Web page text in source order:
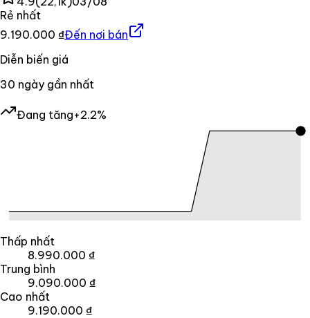
Rẻ nhất
9.190.000 ₫Đến nơi bán
Diễn biến giá
30 ngày gần nhất
Đang tăng+2.2%
Thấp nhất
8.990.000 ₫
Trung bình
9.090.000 ₫
Cao nhất
9.190.000 ₫